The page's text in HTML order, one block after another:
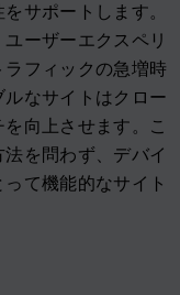
サポートします。
ーザーエクスペリ
フィックの急増時
なサイトはクロー
向上させます。こ
を問わず、デバイ
て機能的なサイト